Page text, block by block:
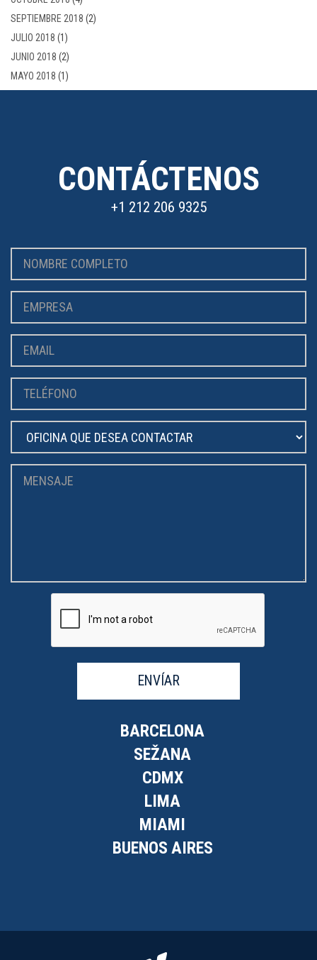
SEPTIEMBRE 2018 (2)
JULIO 2018 (1)
JUNIO 2018 (2)
MAYO 2018 (1)
CONTÁCTENOS
+1 212 206 9325
ENVÍAR
BARCELONA
SEŽANA
CDMX
LIMA
MIAMI
BUENOS AIRES